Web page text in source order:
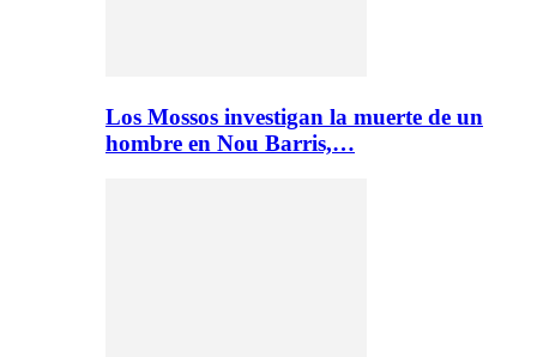
Los Mossos investigan la muerte de un
hombre en Nou Barris,…